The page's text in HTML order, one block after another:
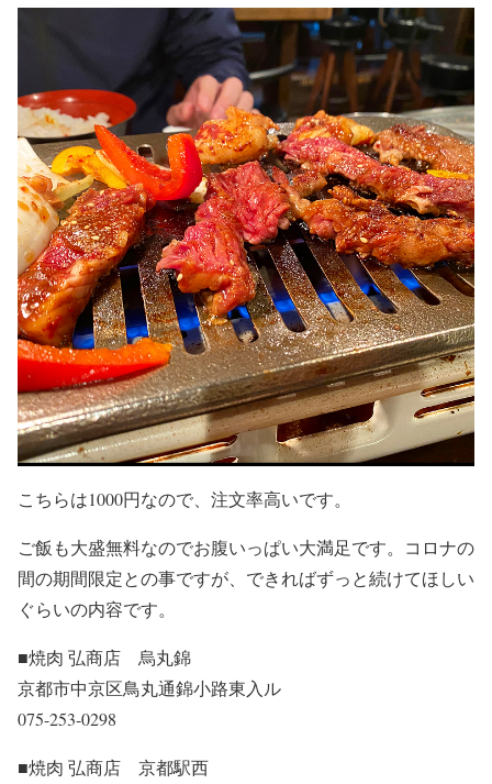
こちらは1000円なので、注文率高いです。
ご飯も大盛無料なのでお腹いっぱい大満足です。コロナの
間の期間限定との事ですが、できればずっと続けてほしい
ぐらいの内容です。
■焼肉 弘商店 烏丸錦
京都市中京区鳥丸通錦小路東入ル
075-253-0298
■焼肉 弘商店 京都駅西